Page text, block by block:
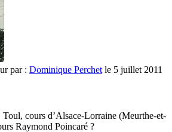
par : Dominique Perchet le 5 juillet 2011
cours d’Alsace-Lorraine (Meurthe-et-
Raymond Poincaré ?